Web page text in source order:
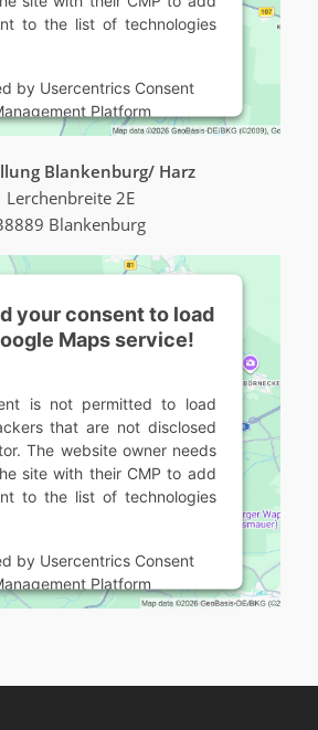
to the list of technologies
by Usercentrics Consent
Platform
Blankenburg/ Harz
Lerchenbreite 2E
Blankenburg
your consent to load
Maps service!
is not permitted to load
that are not disclosed
The website owner needs
site with their CMP to add
to the list of technologies
by Usercentrics Consent
Platform